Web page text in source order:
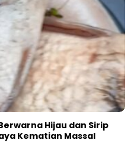
Hijau dan Sirip
Kematian Massal